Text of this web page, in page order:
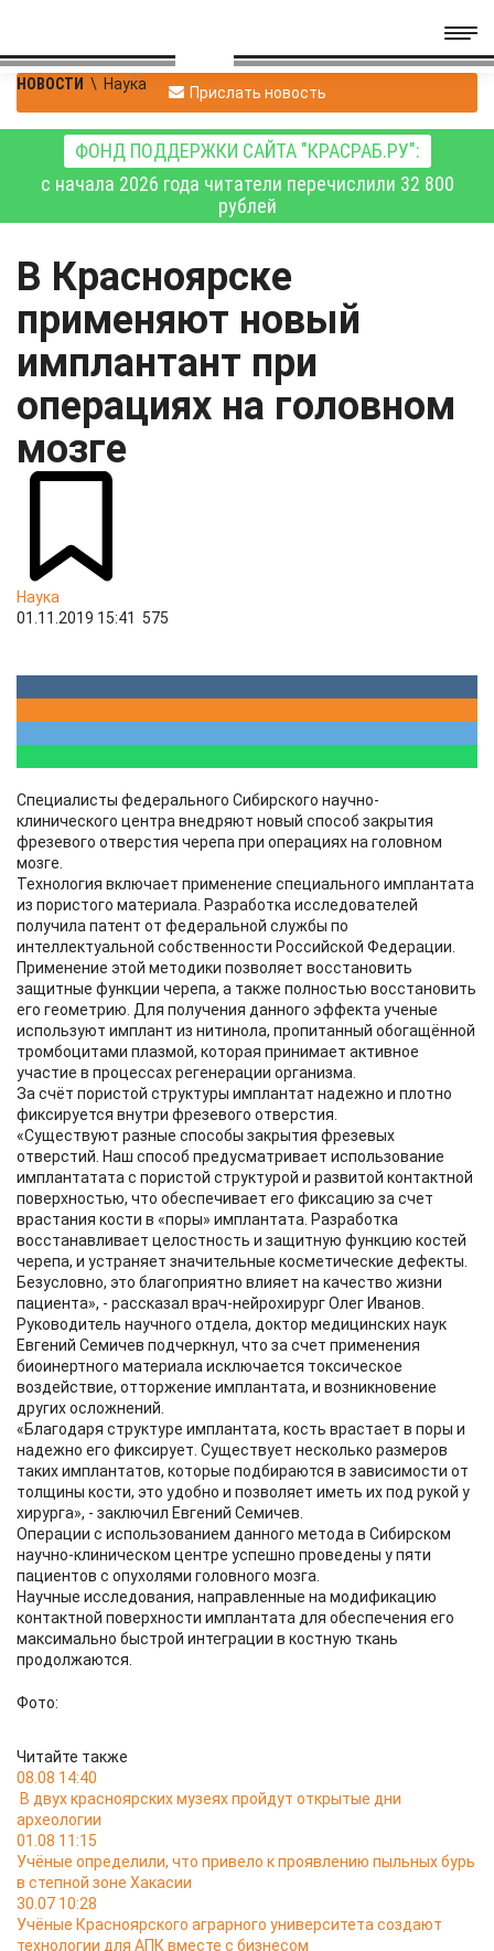
НОВОСТИ \ Наука Прислать новость
ФОНД ПОДДЕРЖКИ САЙТА "КРАСРАБ.РУ":
с начала 2026 года читатели перечислили 32 800
рублей
В Красноярске
применяют новый
имплантант при
операциях на головном
мозге
Наука
01.11.2019 15:41
575
Специалисты федерального Сибирского научно-
клинического центра внедряют новый способ закрытия
фрезевого отверстия черепа при операциях на головном
мозге.
Технология включает применение специального имплантата
из пористого материала. Разработка исследователей
получила патент от федеральной службы по
интеллектуальной собственности Российской Федерации.
Применение этой методики позволяет восстановить
защитные функции черепа, а также полностью восстановить
его геометрию. Для получения данного эффекта ученые
используют имплант из нитинола, пропитанный обогащённой
тромбоцитами плазмой, которая принимает активное
участие в процессах регенерации организма.
За счёт пористой структуры имплантат надежно и плотно
фиксируется внутри фрезевого отверстия.
«Существуют разные способы закрытия фрезевых
отверстий. Наш способ предусматривает использование
имплантатата с пористой структурой и развитой контактной
поверхностью, что обеспечивает его фиксацию за счет
врастания кости в «поры» имплантата. Разработка
восстанавливает целостность и защитную функцию костей
черепа, и устраняет значительные косметические дефекты.
Безусловно, это благоприятно влияет на качество жизни
пациента», - рассказал врач-нейрохирург Олег Иванов.
Руководитель научного отдела, доктор медицинских наук
Евгений Семичев подчеркнул, что за счет применения
биоинертного материала исключается токсическое
воздействие, отторжение имплантата, и возникновение
других осложнений.
«Благодаря структуре имплантата, кость врастает в поры и
надежно его фиксирует. Существует несколько размеров
таких имплантатов, которые подбираются в зависимости от
толщины кости, это удобно и позволяет иметь их под рукой у
хирурга», - заключил Евгений Семичев.
Операции с использованием данного метода в Сибирском
научно-клиническом центре успешно проведены у пяти
пациентов с опухолями головного мозга.
Научные исследования, направленные на модификацию
контактной поверхности имплантата для обеспечения его
максимально быстрой интеграции в костную ткань
продолжаются.
Фото:
Читайте также
08.08 14:40
В двух красноярских музеях пройдут открытые дни
археологии
01.08 11:15
Учёные определили, что привело к проявлению пыльных бурь
в степной зоне Хакасии
30.07 10:28
Учёные Красноярского аграрного университета создают
технологии для АПК вместе с бизнесом